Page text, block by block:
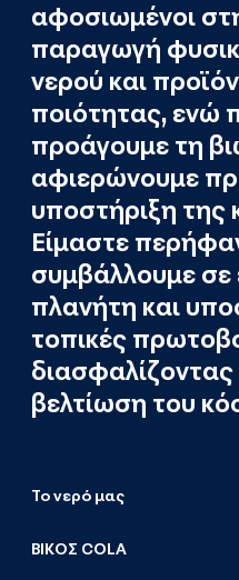
αφοσιωμένοι
παραγωγή
νερού και
ποιότητας, ενώ
προάγουμε τη
αφιερώνουμε
υποστήριξη της
Είμαστε
συμβάλλουμε σε
πλανήτη και
τοπικές
διασφαλίζοντας
βελτίωση του
Το νερό μας
ΒΙΚΟΣ COLA